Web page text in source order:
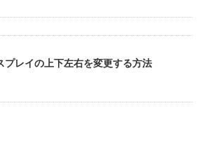
レイの上下左右を変更する方法